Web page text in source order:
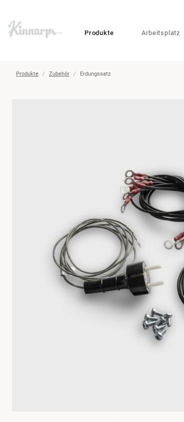
??
Produkte Arbeitsplatz
Produkte Zubehör Erdungssatz